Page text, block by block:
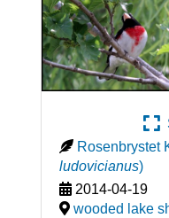
Rosenbrystet
ludovicianus)
2014-04-19
wooded lake